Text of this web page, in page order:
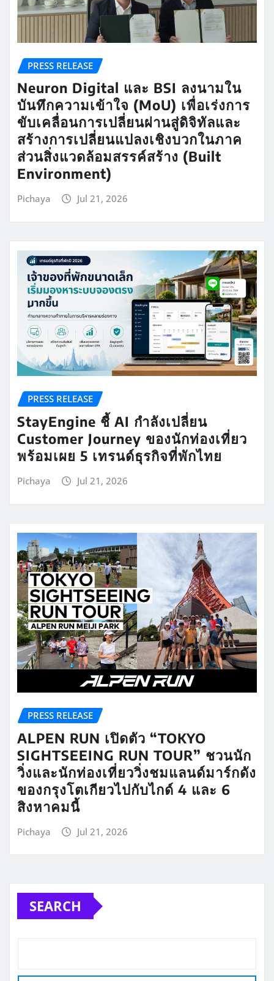
PRESS RELEASE
Neuron Digital และ BSI ลงนามใน
บันทึกความเข้าใจ (MoU) เพื่อเร่งการ
ขับเคลื่อนการเปลี่ยนผ่านสู่ดิจิทัลและ
สร้างการเปลี่ยนแปลงเชิงบวกในภาค
ส่วนสิ่งแวดล้อมสรรค์สร้าง (Built
Environment)
Pichaya Jul 21, 2026
PRESS RELEASE
StayEngine ชี้ AI กำลังเปลี่ยน
Customer Journey ของนักท่องเที่ยว
พร้อมเผย 5 เทรนด์ธุรกิจที่พักไทย
Pichaya Jul 21, 2026
PRESS RELEASE
ALPEN RUN เปิดตัว “TOKYO
SIGHTSEEING RUN TOUR” ชวนนัก
วิ่งและนักท่องเที่ยววิ่งชมแลนด์มาร์กดัง
ของกรุงโตเกียวไปกับไกด์ 4 และ 6
สิงหาคมนี้
Pichaya Jul 21, 2026
SEARCH